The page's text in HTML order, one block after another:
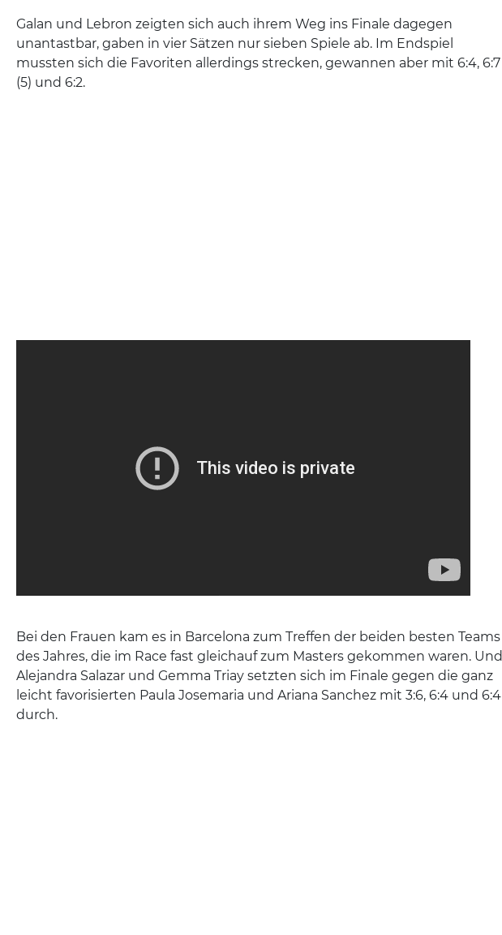
Galan und Lebron zeigten sich auch ihrem Weg ins Finale dagegen
unantastbar, gaben in vier Sätzen nur sieben Spiele ab. Im Endspiel
mussten sich die Favoriten allerdings strecken, gewannen aber mit 6:4, 6:7
(5) und 6:2.
Bei den Frauen kam es in Barcelona zum Treffen der beiden besten Teams
des Jahres, die im Race fast gleichauf zum Masters gekommen waren. Und
Alejandra Salazar und Gemma Triay setzten sich im Finale gegen die ganz
leicht favorisierten Paula Josemaria und Ariana Sanchez mit 3:6, 6:4 und 6:4
durch.